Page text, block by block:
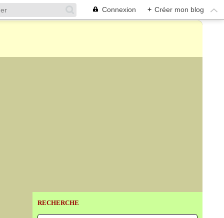
Connexion + Créer mon blog
RECHERCHE